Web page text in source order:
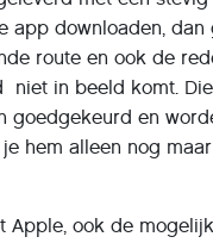
app downloaden,
route en ook de
niet in beeld komt.
goedgekeurd en
hem alleen nog
ook de